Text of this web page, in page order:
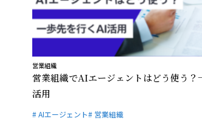
営業組織
営業組織でAIエージェントはどう使う？
活用
# AIエージェント# 営業組織